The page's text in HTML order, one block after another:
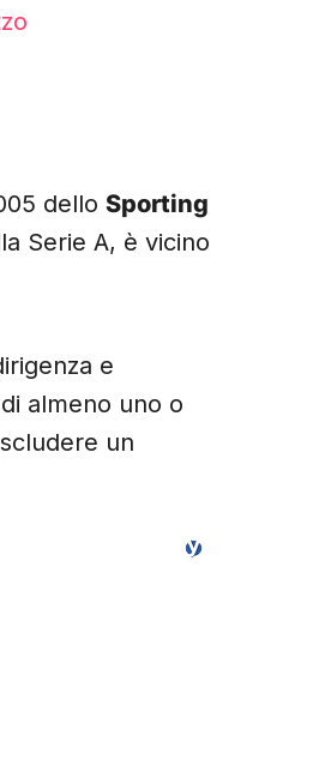
dello Sporting
Serie A, è vicino
e
almeno uno o
un